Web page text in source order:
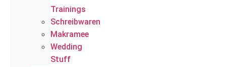
Trainings
Schreibwaren
Makramee
Wedding
Stuff